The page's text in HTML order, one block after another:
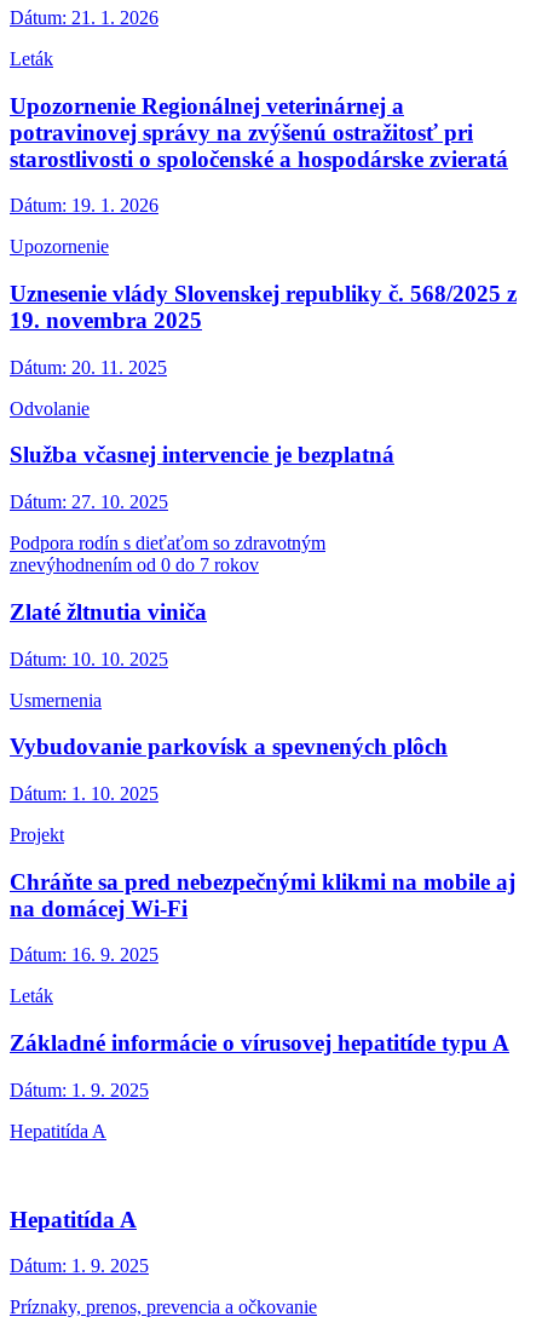
Dátum: 21. 1. 2026
Leták
Upozornenie Regionálnej veterinárnej a
potravinovej správy na zvýšenú ostražitosť pri
starostlivosti o spoločenské a hospodárske zvieratá
Dátum: 19. 1. 2026
Upozornenie
Uznesenie vlády Slovenskej republiky č. 568/2025 z
19. novembra 2025
Dátum: 20. 11. 2025
Odvolanie
Služba včasnej intervencie je bezplatná
Dátum: 27. 10. 2025
Podpora rodín s dieťaťom so zdravotným
znevýhodnením od 0 do 7 rokov
Zlaté žltnutia viniča
Dátum: 10. 10. 2025
Usmernenia
Vybudovanie parkovísk a spevnených plôch
Dátum: 1. 10. 2025
Projekt
Chráňte sa pred nebezpečnými klikmi na mobile aj
na domácej Wi-Fi
Dátum: 16. 9. 2025
Leták
Základné informácie o vírusovej hepatitíde typu A
Dátum: 1. 9. 2025
Hepatitída A
Hepatitída A
Dátum: 1. 9. 2025
Príznaky, prenos, prevencia a očkovanie